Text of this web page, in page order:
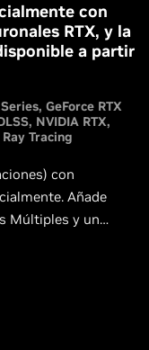
con
RTX, y la
a partir
GeForce RTX
NVIDIA RTX
Ray Tracing
con
Añade
Múltiples y un
permite a los